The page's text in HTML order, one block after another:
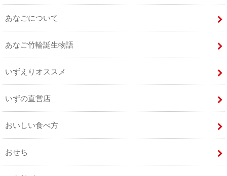
あなごについて
あなご竹輪誕生物語
いずえりオススメ
いずの直営店
おいしい食べ方
おせち